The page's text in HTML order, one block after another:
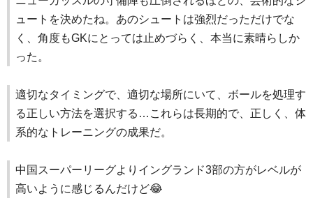
ュートを決めたね。あのシュートは強烈だっただけでな
く、角度もGKにとっては止めづらく、本当に素晴らしか
った。
適切なタイミングで、適切な場所にいて、ボールを処理す
る正しい方法を選択する…これらは長期的で、正しく、体
系的なトレーニングの成果だ。
中国スーパーリーグよりイングランド3部の方がレベルが
高いように感じるんだけど😂